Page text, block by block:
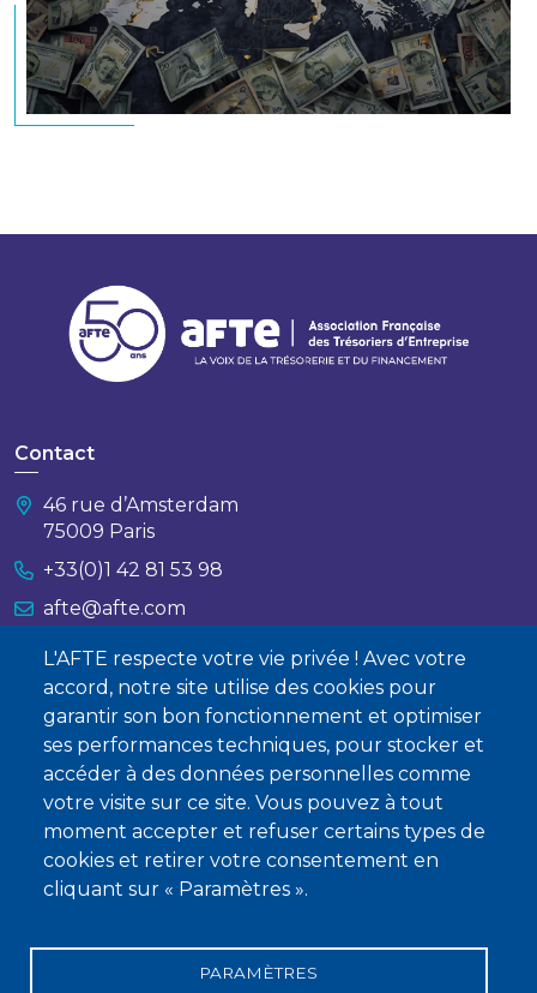
L'AFTE respecte votre vie privée ! Avec votre
accord, notre site utilise des cookies pour
garantir son bon fonctionnement et optimiser
ses performances techniques, pour stocker et
accéder à des données personnelles comme
votre visite sur ce site. Vous pouvez à tout
moment accepter et refuser certains types de
cookies et retirer votre consentement en
cliquant sur « Paramètres ».
PARAMÈTRES
Contact
46 rue d’Amsterdam
75009 Paris
+33(0)1 42 81 53 98
afte@afte.com
Nous contacter
À propos
Qui sommes-nous ?
Devenir membre